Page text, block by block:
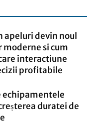
apeluri devin noul
moderne si cum
interactiune
profitabile
echipamentele
duratei de